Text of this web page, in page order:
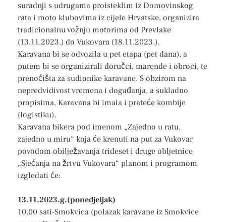
suradnji s udrugama proisteklim iz Domovinskog
rata i moto klubovima iz cijele Hrvatske, organizira
tradicionalnu vožnju motorima od Prevlake
(13.11.2023.) do Vukovara (18.11.2023.).
Karavana bi se odvozila u pet etapa (pet dana), a
putem bi se organizirali doručci, marende i obroci, te
prenoćišta za sudionike karavane. S obzirom na
nepredvidivost vremena i događanja, a sukladno
propisima, Karavana bi imala i prateće kombije
(logistiku).
Karavana bikera pod imenom „Zajedno u ratu,
zajedno u miru“ koja će krenuti na put za Vukovar
povodom obilježavanja trideset i druge obljetnice
„Sjećanja na žrtvu Vukovara“ planom i programom
izgledati će:
13.11.2023.g.(ponedjeljak)
10.00 sati-Smokvica (polazak karavane iz Smokvice